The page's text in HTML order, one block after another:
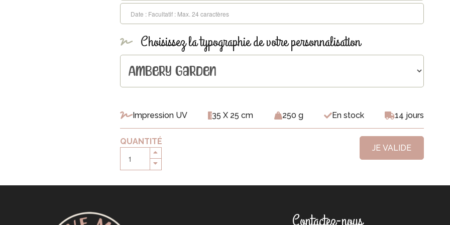
Choisissez la typographie de votre personnalisation
Impression UV 35 X 25 cm 250 g En stock 14 jours
QUANTITÉ
JE VALIDE
Contactez-nous